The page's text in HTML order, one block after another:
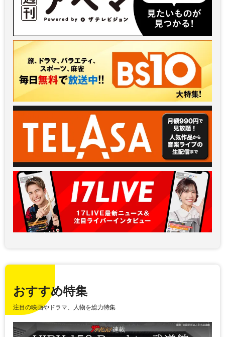
おすすめ特集
注目の映画やドラマ、人物を総力特集